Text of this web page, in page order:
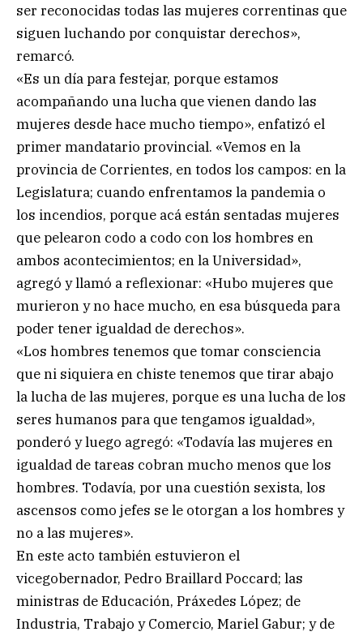
ser reconocidas todas las mujeres correntinas que
siguen luchando por conquistar derechos»,
remarcó.
«Es un día para festejar, porque estamos
acompañando una lucha que vienen dando las
mujeres desde hace mucho tiempo», enfatizó el
primer mandatario provincial. «Vemos en la
provincia de Corrientes, en todos los campos: en la
Legislatura; cuando enfrentamos la pandemia o
los incendios, porque acá están sentadas mujeres
que pelearon codo a codo con los hombres en
ambos acontecimientos; en la Universidad»,
agregó y llamó a reflexionar: «Hubo mujeres que
murieron y no hace mucho, en esa búsqueda para
poder tener igualdad de derechos».
«Los hombres tenemos que tomar consciencia
que ni siquiera en chiste tenemos que tirar abajo
la lucha de las mujeres, porque es una lucha de los
seres humanos para que tengamos igualdad»,
ponderó y luego agregó: «Todavía las mujeres en
igualdad de tareas cobran mucho menos que los
hombres. Todavía, por una cuestión sexista, los
ascensos como jefes se le otorgan a los hombres y
no a las mujeres».
En este acto también estuvieron el
vicegobernador, Pedro Braillard Poccard; las
ministras de Educación, Práxedes López; de
Industria, Trabajo y Comercio, Mariel Gabur; y de